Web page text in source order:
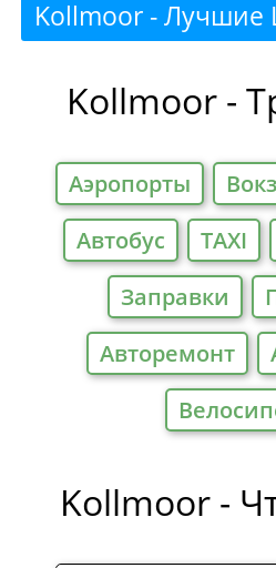
Kollmoor -
Kollmoor -
Аэропорты
Автобус
TAXI
Заправки
Авторемонт
Kollmoor -